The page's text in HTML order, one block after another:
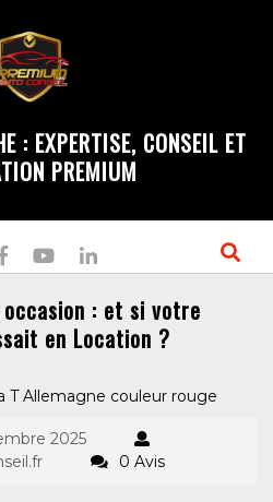
: EXPERTISE, CONSEIL ET
PREMIUM
: et si votre
en Location ?
2025
0 Avis